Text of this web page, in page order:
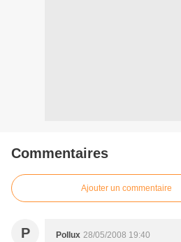
Commentaires
Ajouter un commentaire
P Pollux 28/05/2008 19:40